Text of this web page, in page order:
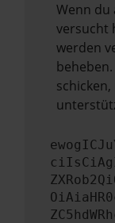
Wenn du
versucht
werden